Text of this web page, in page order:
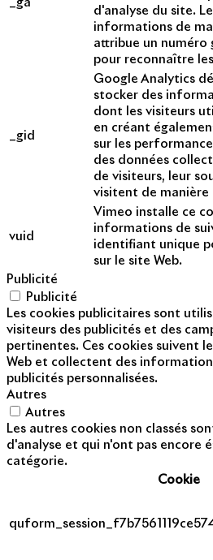
_ga
d'analyse du site.
informations de
attribue un numéro
pour reconnaître
_gid
Google Analytics
stocker des
dont les visiteurs
en créant
sur les
des données
de visiteurs, leur
visitent de manière
vuid
Vimeo installe ce
informations de
identifiant unique
sur le site Web.
Publicité
Publicité
Les cookies publicitaires sont
visiteurs des publicités et des
pertinentes. Ces cookies suivent
Web et collectent des
publicités personnalisées.
Autres
Autres
Les autres cookies non classés
d'analyse et qui n'ont pas encore
catégorie.
Cookie